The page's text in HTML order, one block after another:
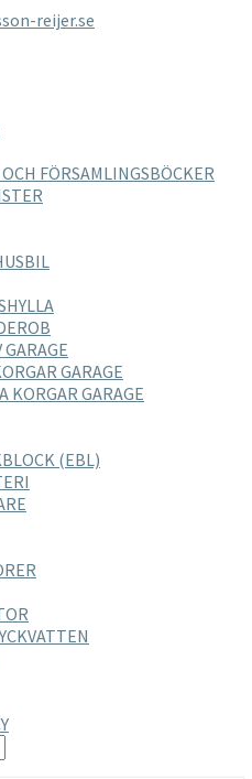
FÖRSAMLINGSBÖCKER
GARAGE
KORGAR GARAGE
(EBL)